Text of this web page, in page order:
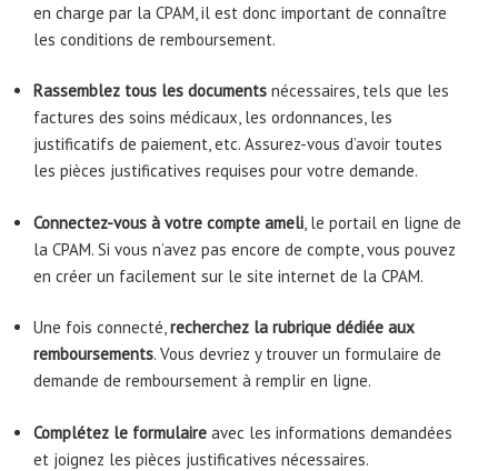
en charge par la CPAM, il est donc important de connaître
les conditions de remboursement.
Rassemblez tous les documents nécessaires, tels que les
factures des soins médicaux, les ordonnances, les
justificatifs de paiement, etc. Assurez-vous d’avoir toutes
les pièces justificatives requises pour votre demande.
Connectez-vous à votre compte ameli, le portail en ligne de
la CPAM. Si vous n’avez pas encore de compte, vous pouvez
en créer un facilement sur le site internet de la CPAM.
Une fois connecté,recherchez la rubrique dédiée aux
remboursements. Vous devriez y trouver un formulaire de
demande de remboursement à remplir en ligne.
Complétez le formulaire avec les informations demandées
et joignez les pièces justificatives nécessaires.